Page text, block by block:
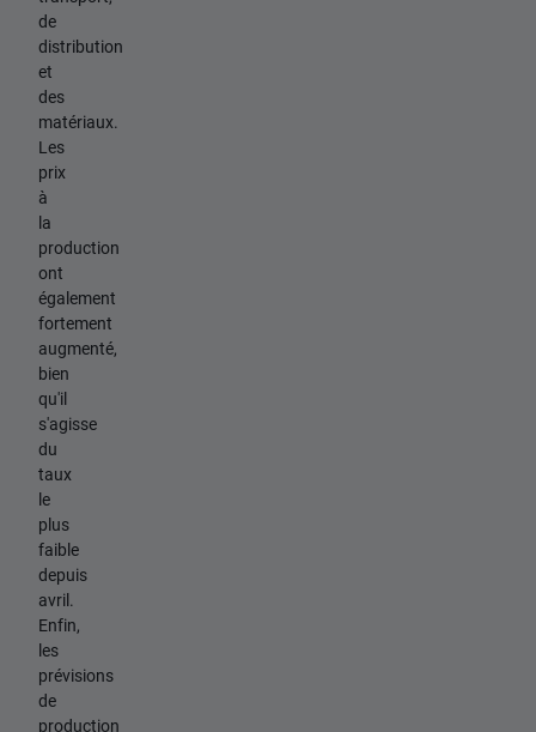
de
distribution
et
des
matériaux.
Les
prix
à
la
production
ont
également
fortement
augmenté,
bien
qu'il
s'agisse
du
taux
le
plus
faible
depuis
avril.
Enfin,
les
prévisions
de
production